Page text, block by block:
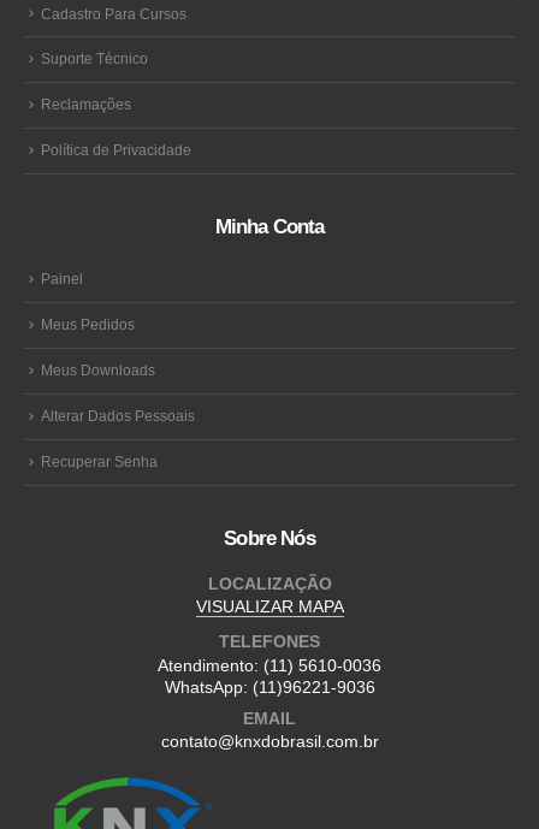
Cadastro Para Cursos
Suporte Técnico
Reclamações
Política de Privacidade
Minha Conta
Painel
Meus Pedidos
Meus Downloads
Alterar Dados Pessoais
Recuperar Senha
Sobre Nós
LOCALIZAÇÃO
VISUALIZAR MAPA
TELEFONES
Atendimento: (11) 5610-0036
WhatsApp: (11)96221-9036
EMAIL
contato@knxdobrasil.com.br